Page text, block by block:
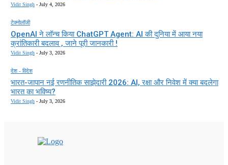
Vidit Singh - July 4, 2026
टेक्नोलॉजी
OpenAI ने लॉन्च किया ChatGPT Agent: AI की दुनिया में आया नया
क्रांतिकारी बदलाव , जाने पूरी जानकारी !
Vidit Singh - July 3, 2026
देश - विदेश
भारत-जापान नई रणनीतिक साझेदारी 2026: AI, रक्षा और निवेश में क्या बदलेगा
भारत का भविष्य?
Vidit Singh - July 3, 2026